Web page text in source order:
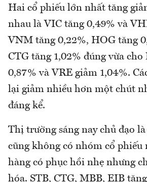
Hai cổ phiếu lớn nhất tăng
nhau là VIC tăng 0,49% và
VNM tăng 0,22%, HOG tăng
CTG tăng 1,02% đúng vừa
0,87% và VRE giảm 1,04%.
lại giảm nhiều hơn một chút
đáng kể.
Thị trường sáng nay chủ đạo
cũng không có nhóm cổ phiếu
hàng có phục hồi nhẹ nhưng
hóa. STB, CTG, MBB, EIB